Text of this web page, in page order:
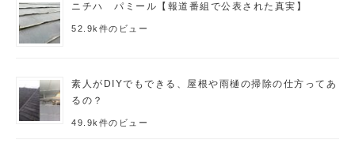
ニチハ パミール【報道番組で公表された真実】
52.9k件のビュー
素人がDIYでもできる、屋根や雨樋の掃除の仕方ってあ
るの？
49.9k件のビュー